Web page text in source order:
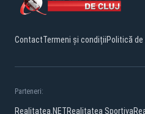
ContactTermeni și condițiiPolitică
Parteneri:
Realitatea.NETRealitatea Sportiva